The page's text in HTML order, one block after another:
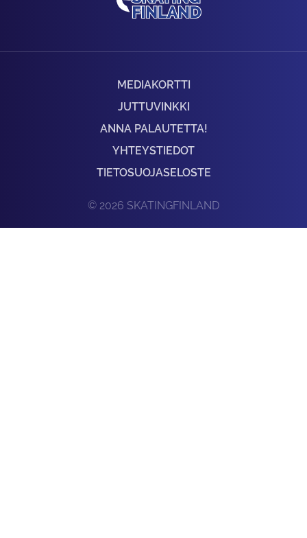
MEDIAKORTTI
JUTTUVINKKI
ANNA PALAUTETTA!
YHTEYSTIEDOT
TIETOSUOJASELOSTE
© 2026 SKATINGFINLAND